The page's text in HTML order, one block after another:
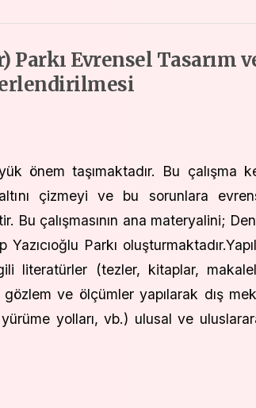
Parkı Evrensel Tasarım
önem taşımaktadır. Bu çalışma
altını çizmeyi ve bu sorunlara
Bu çalışmasının ana materyalini;
Parkı
literatürler (tezler, kitaplar,
gözlem ve ölçümler yapılarak dış
yolları, vb.) ulusal ve